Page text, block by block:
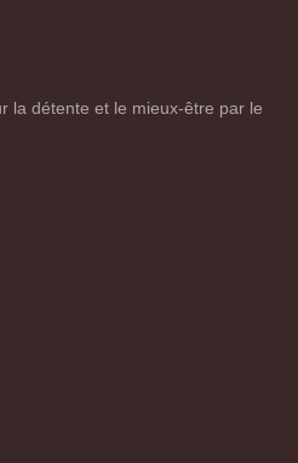
la détente et le mieux-être par le